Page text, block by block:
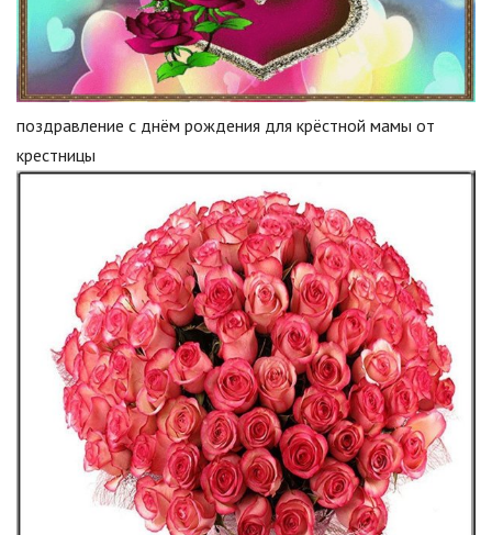
поздравление с днём рождения для крёстной мамы от
крестницы